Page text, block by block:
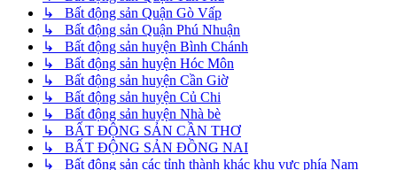
↳ Bất động sản Quận Gò Vấp
↳ Bất động sản Quận Phú Nhuận
↳ Bất động sản huyện Bình Chánh
↳ Bất động sản huyện Hóc Môn
↳ Bất động sản huyện Cần Giờ
↳ Bất động sản huyện Củ Chi
↳ Bất động sản huyện Nhà bè
↳ BẤT ĐỘNG SẢN CẦN THƠ
↳ BẤT ĐỘNG SẢN ĐỒNG NAI
↳ Bất động sản các tỉnh thành khác khu vực phía Nam